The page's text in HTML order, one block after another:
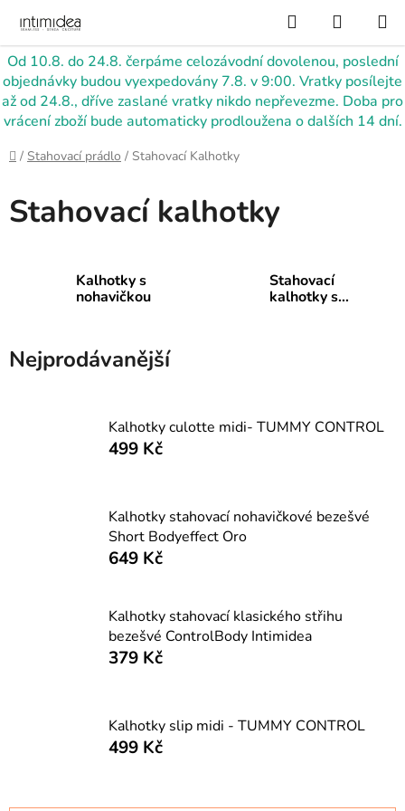
obsah
Od 10.8. do 24.8. čerpáme celozávodní dovolenou, poslední
objednávky budou vyexpedovány 7.8. v 9:00. Vratky posílejte
až od 24.8., dříve zaslané vratky nikdo nepřevezme. Doba pro
vrácení zboží bude automaticky prodloužena o dalších 14 dní.
Hledat
KOŠÍK
Domů
/ Stahovací prádlo / Stahovací Kalhotky
Stahovací kalhotky
Kalhotky s
nohavičkou
Stahovací
kalhotky s
Nejprodávanější
Kalhotky culotte midi- TUMMY CONTROL
499 Kč
Kalhotky stahovací nohavičkové bezešvé
Short Bodyeffect Oro
649 Kč
Kalhotky stahovací klasického střihu
bezešvé ControlBody Intimidea
379 Kč
Kalhotky slip midi - TUMMY CONTROL
499 Kč